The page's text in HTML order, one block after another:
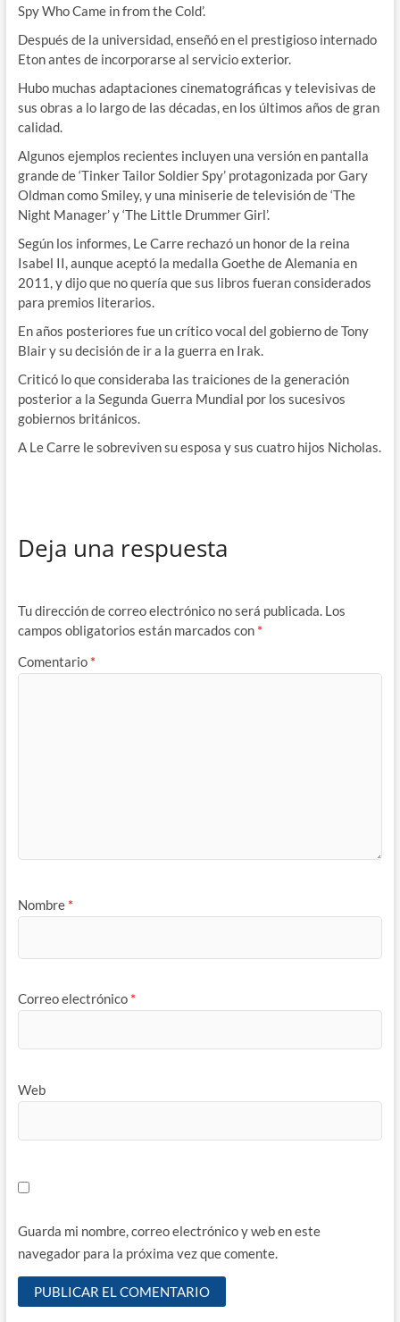
Spy Who Came in from the Cold’.
Después de la universidad, enseñó en el prestigioso internado
Eton antes de incorporarse al servicio exterior.
Hubo muchas adaptaciones cinematográficas y televisivas de
sus obras a lo largo de las décadas, en los últimos años de gran
calidad.
Algunos ejemplos recientes incluyen una versión en pantalla
grande de ‘Tinker Tailor Soldier Spy’ protagonizada por Gary
Oldman como Smiley, y una miniserie de televisión de ‘The
Night Manager’ y ‘The Little Drummer Girl’.
Según los informes, Le Carre rechazó un honor de la reina
Isabel II, aunque aceptó la medalla Goethe de Alemania en
2011, y dijo que no quería que sus libros fueran considerados
para premios literarios.
En años posteriores fue un crítico vocal del gobierno de Tony
Blair y su decisión de ir a la guerra en Irak.
Criticó lo que consideraba las traiciones de la generación
posterior a la Segunda Guerra Mundial por los sucesivos
gobiernos británicos.
A Le Carre le sobreviven su esposa y sus cuatro hijos Nicholas.
Deja una respuesta
Tu dirección de correo electrónico no será publicada. Los
campos obligatorios están marcados con *
Comentario *
Nombre *
Correo electrónico *
Web
Guarda mi nombre, correo electrónico y web en este
navegador para la próxima vez que comente.